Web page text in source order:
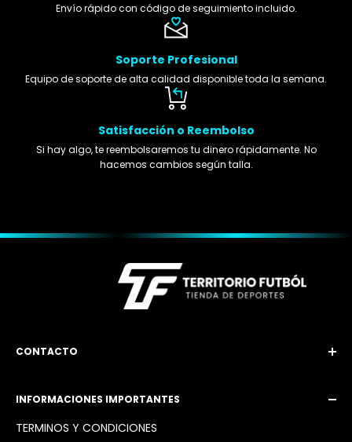
Envío rápido con código de seguimiento incluido.
Soporte Profesional
Equipo de soporte de alta calidad disponible toda la semana.
Satisfacción o Reembolso
Si hay algo, te reembolsaremos tu dinero rápidamente. No
hacemos cambios según talla.
CONTACTO
Instagram: @territoriofutbol2_
INFORMACIONES IMPORTANTES
TÉRMINOS Y CONDICIONES